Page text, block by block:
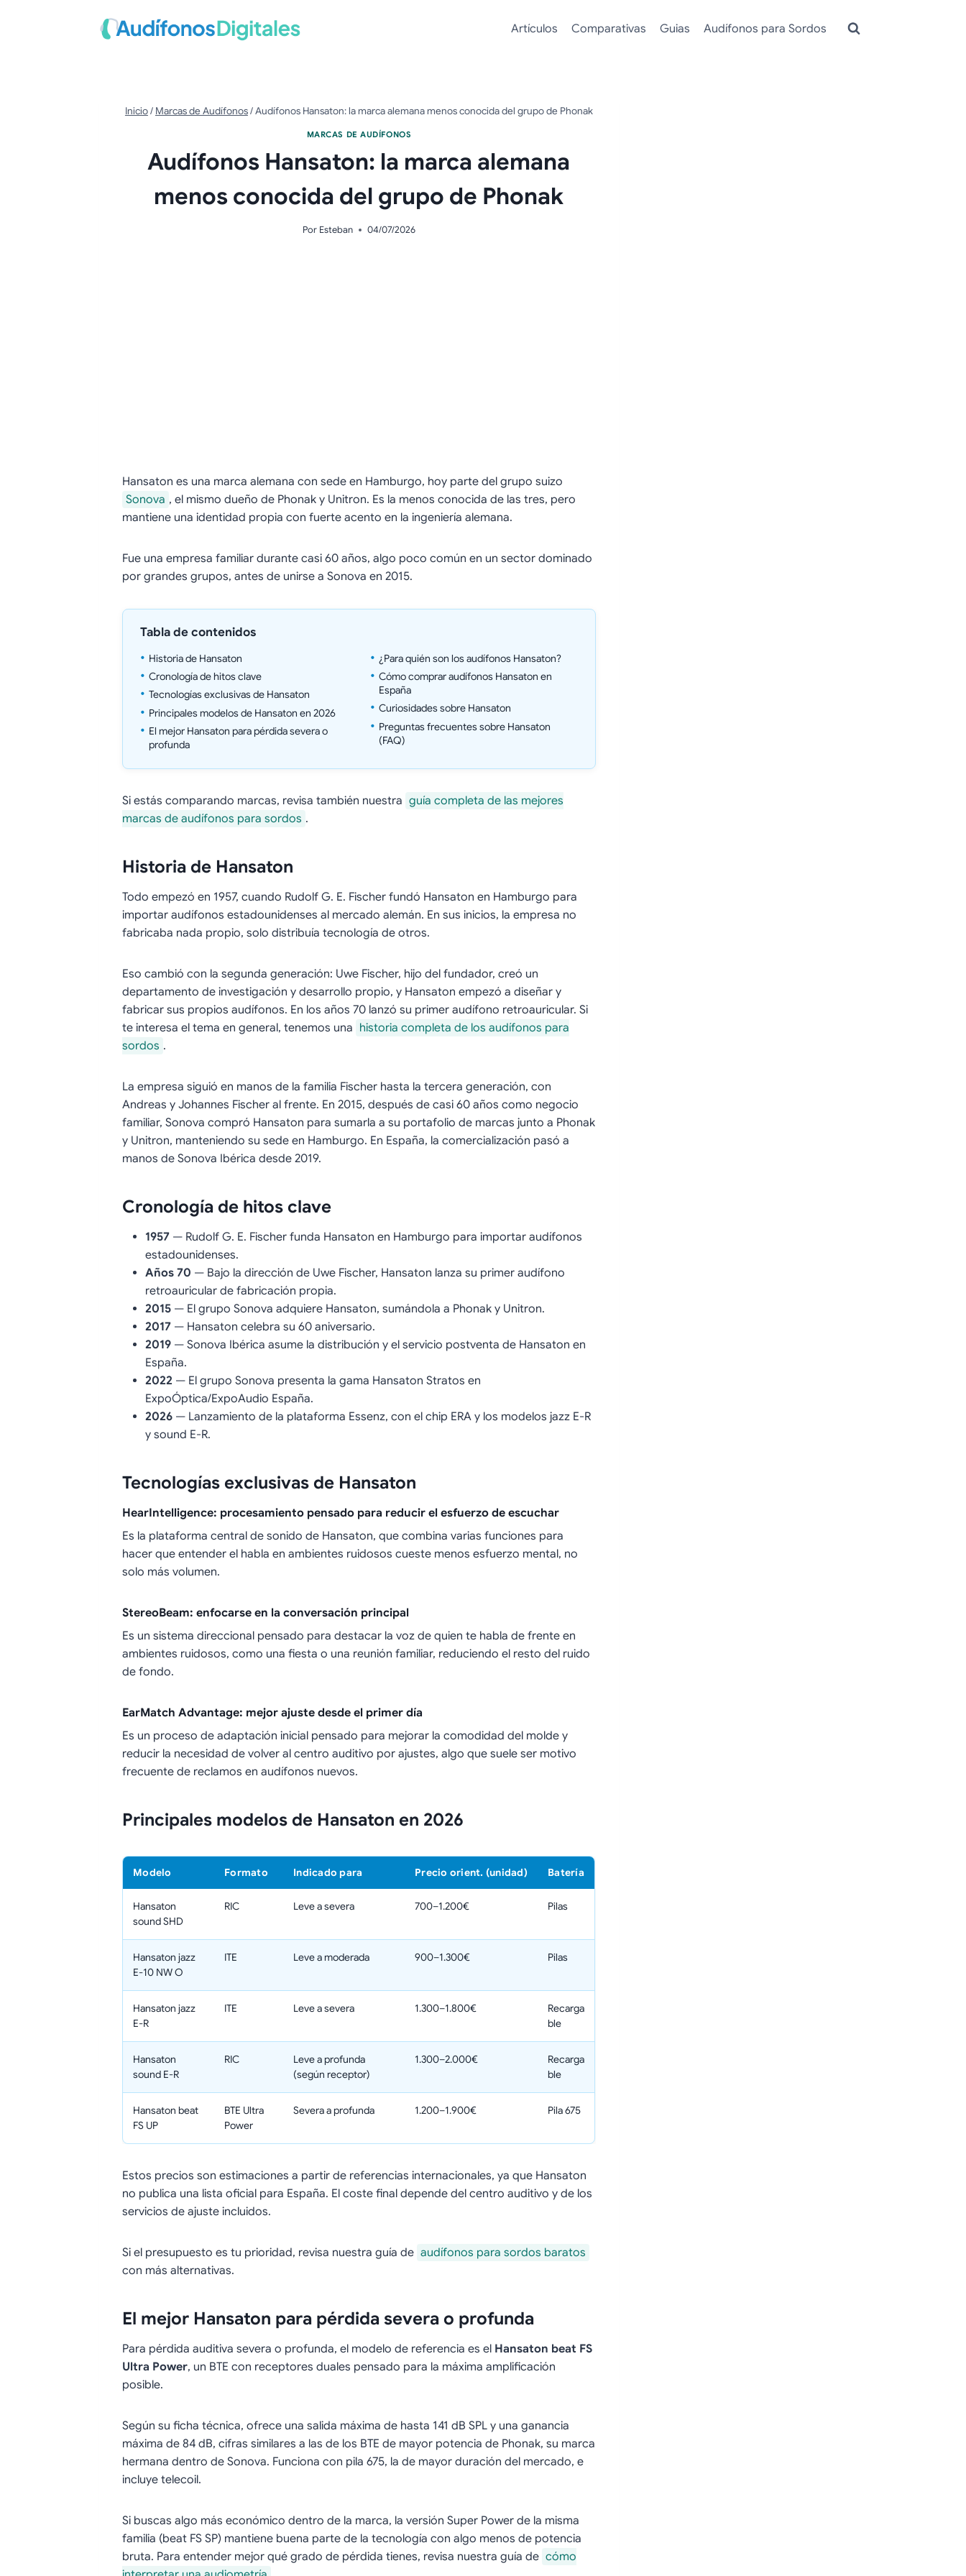
Artículos Comparativas Guias Audífonos para Sordos
Inicio/ Marcas de Audífonos/Audífonos Hansaton: la marca alemana menos conocida del grupo de Phonak
MARCAS DE AUDÍFONOS
Audífonos Hansaton: la marca alemana
menos conocida del grupo de Phonak
Por Esteban 04/07/2026
Hansaton es una marca alemana con sede en Hamburgo, hoy parte del grupo suizo
Sonova , el mismo dueño de Phonak y Unitron. Es la menos conocida de las tres, pero
mantiene una identidad propia con fuerte acento en la ingeniería alemana.
Fue una empresa familiar durante casi 60 años, algo poco común en un sector dominado
por grandes grupos, antes de unirse a Sonova en 2015.
Tabla de contenidos
Historia de Hansaton
Cronología de hitos clave
Tecnologías exclusivas de Hansaton
Principales modelos de Hansaton en 2026
El mejor Hansaton para pérdida severa o
profunda
¿Para quién son los audífonos Hansaton?
Cómo comprar audífonos Hansaton en
España
Curiosidades sobre Hansaton
Preguntas frecuentes sobre Hansaton
(FAQ)
Si estás comparando marcas, revisa también nuestra guía completa de las mejores
marcas de audífonos para sordos .
Historia de Hansaton
Todo empezó en 1957, cuando Rudolf G. E. Fischer fundó Hansaton en Hamburgo para
importar audífonos estadounidenses al mercado alemán. En sus inicios, la empresa no
fabricaba nada propio, solo distribuía tecnología de otros.
Eso cambió con la segunda generación: Uwe Fischer, hijo del fundador, creó un
departamento de investigación y desarrollo propio, y Hansaton empezó a diseñar y
fabricar sus propios audífonos. En los años 70 lanzó su primer audífono retroauricular. Si
te interesa el tema en general, tenemos una historia completa de los audífonos para
sordos .
La empresa siguió en manos de la familia Fischer hasta la tercera generación, con
Andreas y Johannes Fischer al frente. En 2015, después de casi 60 años como negocio
familiar, Sonova compró Hansaton para sumarla a su portafolio de marcas junto a Phonak
y Unitron, manteniendo su sede en Hamburgo. En España, la comercialización pasó a
manos de Sonova Ibérica desde 2019.
Cronología de hitos clave
1957 — Rudolf G. E. Fischer funda Hansaton en Hamburgo para importar audífonos
estadounidenses.
Años 70 — Bajo la dirección de Uwe Fischer, Hansaton lanza su primer audífono
retroauricular de fabricación propia.
2015 — El grupo Sonova adquiere Hansaton, sumándola a Phonak y Unitron.
2017 — Hansaton celebra su 60 aniversario.
2019 — Sonova Ibérica asume la distribución y el servicio postventa de Hansaton en
España.
2022 — El grupo Sonova presenta la gama Hansaton Stratos en
ExpoÓptica/ExpoAudio España.
2026 — Lanzamiento de la plataforma Essenz, con el chip ERA y los modelos jazz E-R
y sound E-R.
Tecnologías exclusivas de Hansaton
HearIntelligence: procesamiento pensado para reducir el esfuerzo de escuchar
Es la plataforma central de sonido de Hansaton, que combina varias funciones para
hacer que entender el habla en ambientes ruidosos cueste menos esfuerzo mental, no
solo más volumen.
StereoBeam: enfocarse en la conversación principal
Es un sistema direccional pensado para destacar la voz de quien te habla de frente en
ambientes ruidosos, como una fiesta o una reunión familiar, reduciendo el resto del ruido
de fondo.
EarMatch Advantage: mejor ajuste desde el primer día
Es un proceso de adaptación inicial pensado para mejorar la comodidad del molde y
reducir la necesidad de volver al centro auditivo por ajustes, algo que suele ser motivo
frecuente de reclamos en audífonos nuevos.
Principales modelos de Hansaton en 2026
Modelo Formato Indicado para Precio orient. (unidad) Batería
Hansaton
sound SHD
RIC Leve a severa 700–1.200€ Pilas
Hansaton jazz
E-10 NW O
ITE Leve a moderada 900–1.300€ Pilas
Hansaton jazz
E-R
ITE Leve a severa 1.300–1.800€
Recarga
ble
Hansaton
sound E-R
RIC
Leve a profunda
(según receptor)
1.300–2.000€
Recarga
ble
Hansaton beat
FS UP
BTE Ultra
Power
Severa a profunda 1.200–1.900€ Pila 675
Estos precios son estimaciones a partir de referencias internacionales, ya que Hansaton
no publica una lista oficial para España. El coste final depende del centro auditivo y de los
servicios de ajuste incluidos.
Si el presupuesto es tu prioridad, revisa nuestra guía de audífonos para sordos baratos
con más alternativas.
El mejor Hansaton para pérdida severa o profunda
Para pérdida auditiva severa o profunda, el modelo de referencia es el Hansaton beat FS
Ultra Power, un BTE con receptores duales pensado para la máxima amplificación
posible.
Según su ficha técnica, ofrece una salida máxima de hasta 141 dB SPL y una ganancia
máxima de 84 dB, cifras similares a las de los BTE de mayor potencia de Phonak, su marca
hermana dentro de Sonova. Funciona con pila 675, la de mayor duración del mercado, e
incluye telecoil.
Si buscas algo más económico dentro de la marca, la versión Super Power de la misma
familia (beat FS SP) mantiene buena parte de la tecnología con algo menos de potencia
bruta. Para entender mejor qué grado de pérdida tienes, revisa nuestra guía de cómo